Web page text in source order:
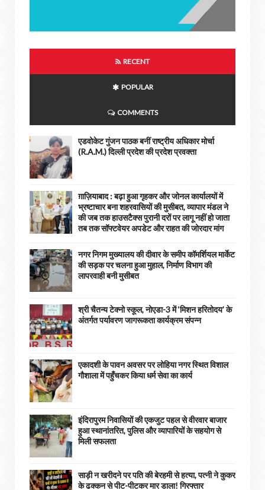
RECENT
POPULAR
COMMENTS
एडवोकेट गुंजन पाठक बनीं राष्ट्रीय अधिकार मोर्चा
(R.A.M.) दिल्ली प्रदेश की प्रदेश प्रवक्ता
ग़ाज़ियाबाद : बढ़ा हुआ गृहकर और जोनल कार्यालयों में
भ्रष्टाचार बना शहरवासियों की मुसीबत, व्यापार मंडल ने
की जब तक हाउसटैक्स पुरानी दरों पर लागू नहीं हो जाता
तब तक सॉफ्टवेयर अपडेट और राहत की जोरदार मांग
नगर निगम मुख्यालय की दीवार के समीप कॉमर्शियल मार्केट
की सड़क पर चलना हुआ मुहाल, निर्माण विभाग की
लापरवाही बनी मुसीबत
श्री चैतन्य टेक्नो स्कूल, नोएडा-3 में ‘मिशन हरितोदय’ के
अंतर्गत पर्यावरण जागरूकता कार्यक्रम संपन्न
एकादशी के पावन अवसर पर लोहिया नगर स्थित विशाल
गौशाला में पहुँचकर किया धर्म सेवा का कार्य
इंदिरापुरम निवासियों की एकजुट पहल से वीरवार बाजार
हुआ स्थानांतरित, पुलिस और व्यापारियों के सहयोग से
मिली सफलता
साड़ी न खरीदने पर पति की बेरहमी से हत्या, पत्नी ने कुकर
के ढक्कन से पीट-पीटकर मार डाला! गिरफ्तार